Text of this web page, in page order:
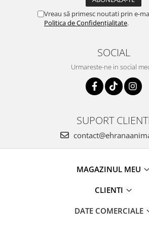
Vreau să primesc noutati prin e-
Politica de Confidențialitate.
SOCIAL
Urmareste-ne in social
SUPORT CLIENTI
MAGAZINUL MEU
CLIENTI
DATE COMERCIALE